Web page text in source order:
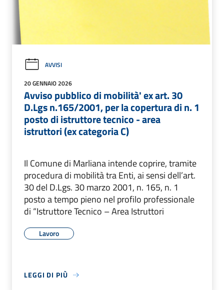
AVVISI
20 GENNAIO 2026
Avviso pubblico di mobilità' ex art. 30
D.Lgs n.165/2001, per la copertura di n. 1
posto di istruttore tecnico - area
istruttori (ex categoria C)
Il Comune di Marliana intende coprire, tramite
procedura di mobilità tra Enti, ai sensi dell’art.
30 del D.Lgs. 30 marzo 2001, n. 165, n. 1
posto a tempo pieno nel profilo professionale
di “Istruttore Tecnico – Area Istruttori
Lavoro
LEGGI DI PIÙ